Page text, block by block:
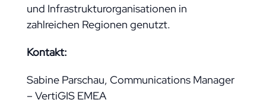
und Infrastrukturorganisationen in
zahlreichen Regionen genutzt.
Kontakt:
Sabine Parschau, Communications Manager
– VertiGIS EMEA